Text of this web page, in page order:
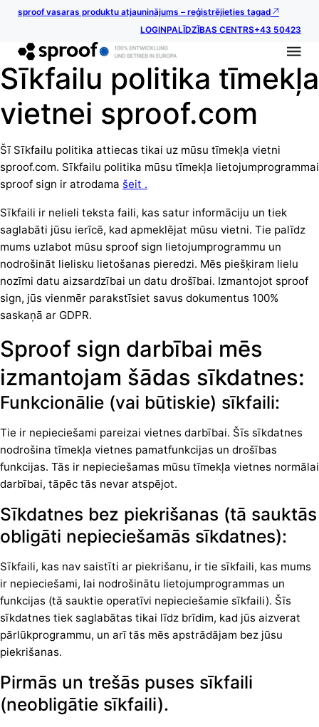
sproof vasaras produktu atjauninājums – reģistrējieties tagad
LOGINPALĪDZĪBAS CENTRS+43 50423
Sīkfailu politika tīmekļa
vietnei sproof.com
Šī Sīkfailu politika attiecas tikai uz mūsu tīmekļa vietni
sproof.com. Sīkfailu politika mūsu tīmekļa lietojumprogrammai
sproof sign ir atrodama šeit .
Sīkfaili ir nelieli teksta faili, kas satur informāciju un tiek
saglabāti jūsu ierīcē, kad apmeklējat mūsu vietni. Tie palīdz
mums uzlabot mūsu sproof sign lietojumprogrammu un
nodrošināt lielisku lietošanas pieredzi. Mēs piešķiram lielu
nozīmi datu aizsardzībai un datu drošībai. Izmantojot sproof
sign, jūs vienmēr parakstīsiet savus dokumentus 100%
saskaņā ar GDPR.
Sproof sign darbībai mēs
izmantojam šādas sīkdatnes:
Funkcionālie (vai būtiskie) sīkfaili:
Tie ir nepieciešami pareizai vietnes darbībai. Šīs sīkdatnes
nodrošina tīmekļa vietnes pamatfunkcijas un drošības
funkcijas. Tās ir nepieciešamas mūsu tīmekļa vietnes normālai
darbībai, tāpēc tās nevar atspējot.
Sīkdatnes bez piekrišanas (tā sauktās
obligāti nepieciešamās sīkdatnes):
Sīkfaili, kas nav saistīti ar piekrišanu, ir tie sīkfaili, kas mums
ir nepieciešami, lai nodrošinātu lietojumprogrammas un
funkcijas (tā sauktie operatīvi nepieciešamie sīkfaili). Šīs
sīkdatnes tiek saglabātas tikai līdz brīdim, kad jūs aizverat
pārlūkprogrammu, un arī tās mēs apstrādājam bez jūsu
piekrišanas.
Pirmās un trešās puses sīkfaili
(neobligātie sīkfaili).